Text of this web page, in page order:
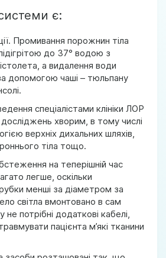
є:
Промивання порожнин тіла
до 37° водою з
а видалення води
допомогою чаші – тюльпану
спеціалістами клініки ЛОР
хворим, в тому числі
верхніх дихальних шляхів,
тіла тощо.
на теперішній час
легше, оскільки
менші за діаметром за
світла вмонтовано в сам
потрібні додаткові кабелі,
пацієнта м’які тканини